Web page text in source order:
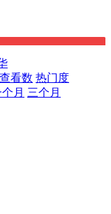
查看数 热门度
月 三个月